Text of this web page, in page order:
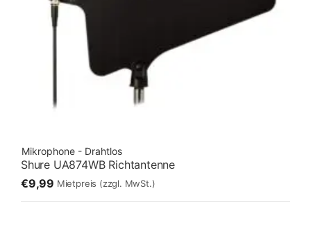
Mikrophone - Drahtlos
Shure UA874WB Richtantenne
€9,99 Mietpreis (zzgl. MwSt.)